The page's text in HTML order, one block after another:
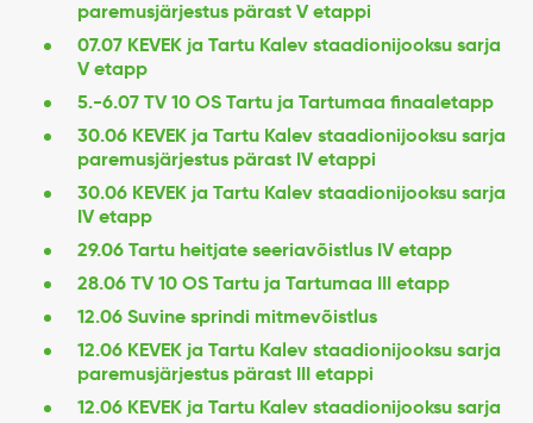
paremusjärjestus pärast V etappi
07.07 KEVEK ja Tartu Kalev staadionijooksu sarja
V etapp
5.-6.07 TV 10 OS Tartu ja Tartumaa finaaletapp
30.06 KEVEK ja Tartu Kalev staadionijooksu sarja
paremusjärjestus pärast IV etappi
30.06 KEVEK ja Tartu Kalev staadionijooksu sarja
IV etapp
29.06 Tartu heitjate seeriavõistlus IV etapp
28.06 TV 10 OS Tartu ja Tartumaa III etapp
12.06 Suvine sprindi mitmevõistlus
12.06 KEVEK ja Tartu Kalev staadionijooksu sarja
paremusjärjestus pärast III etappi
12.06 KEVEK ja Tartu Kalev staadionijooksu sarja